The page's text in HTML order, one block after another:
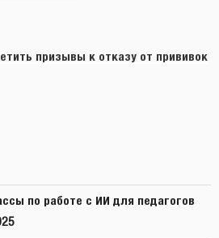
призывы к отказу от прививок
по работе с ИИ для педагогов